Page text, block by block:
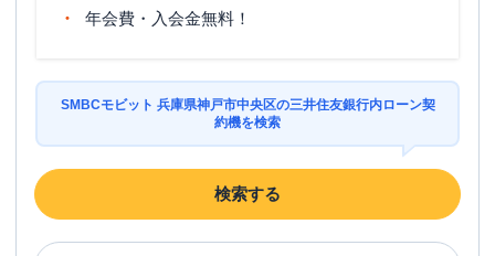
年会費・入会金無料！
SMBCモビット 兵庫県神戸市中央区の三井住友銀行内ローン契
約機を検索
検索する